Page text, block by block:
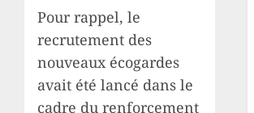
Pour rappel, le
recrutement des
nouveaux écogardes
avait été lancé dans le
cadre du renforcement